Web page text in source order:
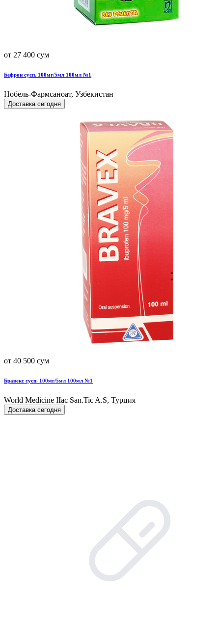
от 27 400 сум
Бефрон сусп. 100мг/5мл 100мл №1
Нобель-Фармсаноат, Узбекистан
Доставка сегодня
от 40 500 сум
Бравекс сусп. 100мг/5мл 100мл №1
World Мedicine IIac San.Tic A.S, Турция
Доставка сегодня